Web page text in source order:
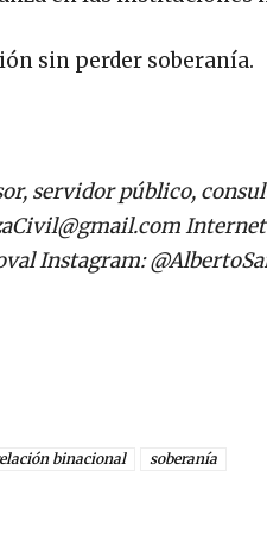
sin perder soberanía.
servidor público,
Instagram:
binacional soberanía